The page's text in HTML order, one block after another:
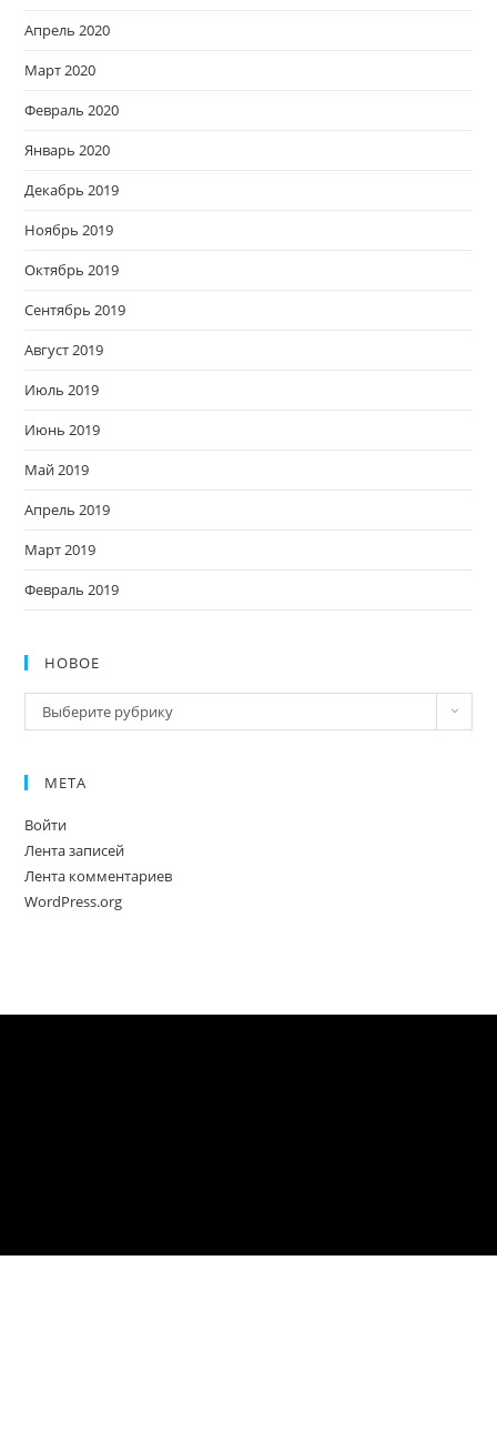
Апрель 2020
Март 2020
Февраль 2020
Январь 2020
Декабрь 2019
Ноябрь 2019
Октябрь 2019
Сентябрь 2019
Август 2019
Июль 2019
Июнь 2019
Май 2019
Апрель 2019
Март 2019
Февраль 2019
НОВОЕ
Новое
Выберите рубрику
МЕТА
Войти
Лента записей
Лента комментариев
WordPress.org